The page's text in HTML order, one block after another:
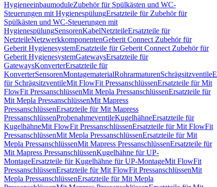
HygieneeinbaumoduleZubehör für Spülkästen und WC-
Steuerungen mit HygienespülungErsatzteile für Zubehör für
Spülkästen und WC-Steuerungen mit
HygienespülungSensorenKabelNetzteileErsatzteile für
NetzteileNetzwerkkomponentenGeberit Connect Zubehör für
Geberit HygienesystemErsatzteile für Geberit Connect Zubehör für
Geberit HygienesystemGatewaysErsatzteile für
GatewaysKonverterErsatzteile für
KonverterSensorenMontagematerialRohrarmaturenSchrägsitzventile
für SchrägsitzventileMit FlowFit PressanschlüssenErsatzteile für Mit
FlowFit PressanschlüssenMit Mepla PressanschlüssenErsatzteile für
Mit Mepla PressanschlüssenMit Mapress
PressanschlüssenErsatzteile für Mit Mapress
PressanschlüssenProbenahmeventileKugelhähneErsatzteile für
KugelhähneMit FlowFit PressanschlüssenErsatzteile für Mit FlowFit
PressanschlüssenMit Mepla PressanschlüssenErsatzteile für Mit
Mepla PressanschlüssenMit Mapress PressanschlüssenErsatzteile für
Mit Mapress PressanschlüssenKugelhähne für UP-
MontageErsatzteile für Kugelhähne für UP-MontageMit FlowFit
PressanschlüssenErsatzteile für Mit FlowFit PressanschlüssenMit
Mepla PressanschlüssenErsatzteile für Mit Mepla